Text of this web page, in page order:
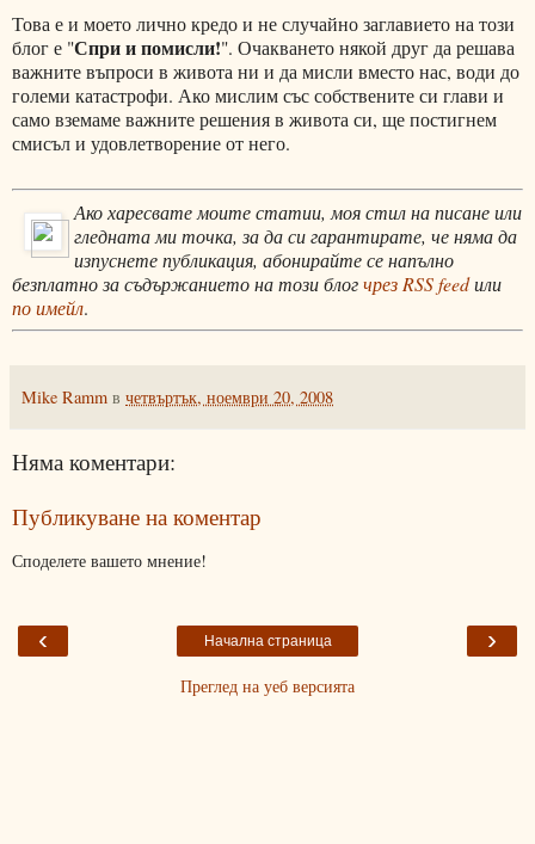
Това е и моето лично кредо и не случайно заглавието на този
блог е "Спри и помисли!". Очакването някой друг да решава
важните въпроси в живота ни и да мисли вместо нас, води до
големи катастрофи. Ако мислим със собствените си глави и
само вземаме важните решения в живота си, ще постигнем
смисъл и удовлетворение от него.
Ако харесвате моите статии, моя стил на писане или
гледната ми точка, за да си гарантирате, че няма да
изпуснете публикация, абонирайте се напълно
безплатно за съдържанието на този блогчрез RSS feedили
по имейл.
Mike Ramm в четвъртък, ноември 20, 2008
Няма коментари:
Публикуване на коментар
Споделете вашето мнение!
‹ ›
Начална страница
Преглед на уеб версията